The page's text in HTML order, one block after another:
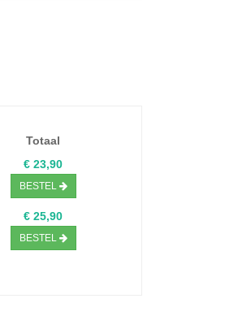
Totaal
€ 23,90
BESTEL
€ 25,90
BESTEL